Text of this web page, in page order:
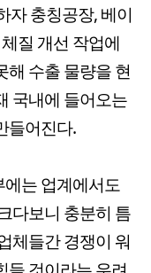
자 충칭공장, 베이
질 개선 작업에
해 수출 물량을 현
국내에 들어오는
들어진다.
는 업계에서도
다보니 충분히 틈
체들간 경쟁이 워